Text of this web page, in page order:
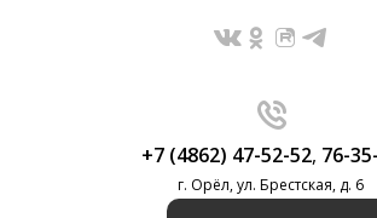
+7 (4862) 47-52-52, 76-
г. Орёл, ул. Брестская, д. 6